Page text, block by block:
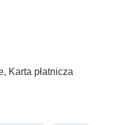
Karta płatnicza